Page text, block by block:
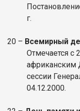
г.
20 – Всемирный
Отмечается с
сессии
04.12.2000.